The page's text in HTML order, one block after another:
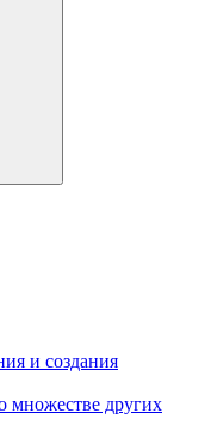
и создания
множестве других